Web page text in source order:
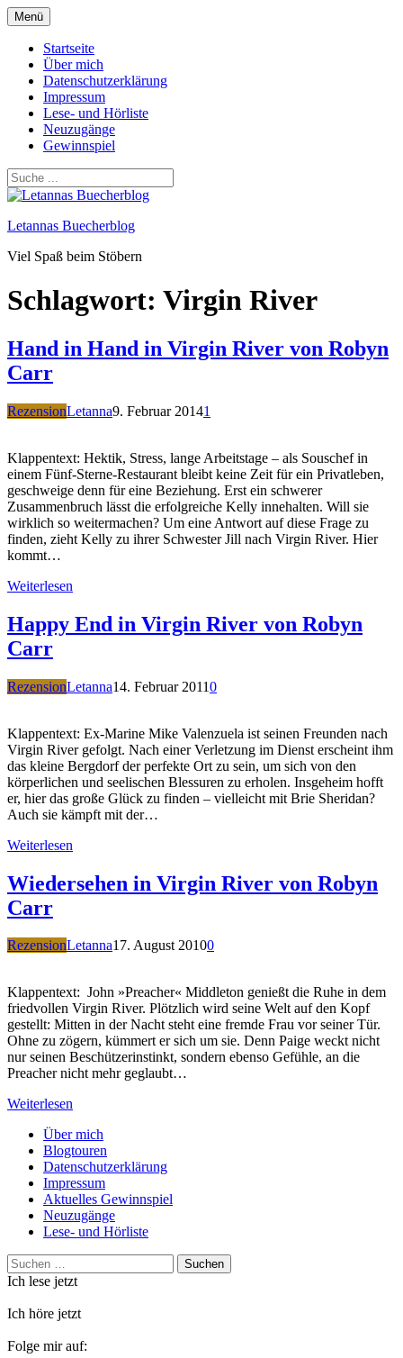
Zum
Inhalt
springen
Menü
Startseite
Über mich
Datenschutzerklärung
Impressum
Lese- und Hörliste
Neuzugänge
Gewinnspiel
Letannas Buecherblog
Viel Spaß beim Stöbern
Schlagwort: Virgin River
Hand in Hand in Virgin River von Robyn
Carr
RezensionLetanna9. Februar 20141
Klappentext: Hektik, Stress, lange Arbeitstage – als Souschef in
einem Fünf-Sterne-Restaurant bleibt keine Zeit für ein Privatleben,
geschweige denn für eine Beziehung. Erst ein schwerer
Zusammenbruch lässt die erfolgreiche Kelly innehalten. Will sie
wirklich so weitermachen? Um eine Antwort auf diese Frage zu
finden, zieht Kelly zu ihrer Schwester Jill nach Virgin River. Hier
kommt…
Weiterlesen
Happy End in Virgin River von Robyn
Carr
RezensionLetanna14. Februar 20110
Klappentext: Ex-Marine Mike Valenzuela ist seinen Freunden nach
Virgin River gefolgt. Nach einer Verletzung im Dienst erscheint ihm
das kleine Bergdorf der perfekte Ort zu sein, um sich von den
körperlichen und seelischen Blessuren zu erholen. Insgeheim hofft
er, hier das große Glück zu finden – vielleicht mit Brie Sheridan?
Auch sie kämpft mit der…
Weiterlesen
Wiedersehen in Virgin River von Robyn
Carr
RezensionLetanna17. August 20100
Klappentext: John »Preacher« Middleton genießt die Ruhe in dem
friedvollen Virgin River. Plötzlich wird seine Welt auf den Kopf
gestellt: Mitten in der Nacht steht eine fremde Frau vor seiner Tür.
Ohne zu zögern, kümmert er sich um sie. Denn Paige weckt nicht
nur seinen Beschützerinstinkt, sondern ebenso Gefühle, an die
Preacher nicht mehr geglaubt…
Weiterlesen
Über mich
Blogtouren
Datenschutzerklärung
Impressum
Aktuelles Gewinnspiel
Neuzugänge
Lese- und Hörliste
Suchen
nach:
Ich lese jetzt
Ich höre jetzt
Folge mir auf: